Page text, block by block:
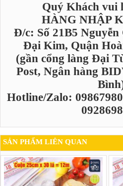
Quý Khách vui
HÀNG NHẬP
Đ/c: Số 21B5
Đại Kim, Quận
(gần cổng làng Đại
Post, Ngân hàng
Hotline/Zalo:
SẢN PHẨM LIÊN QUAN